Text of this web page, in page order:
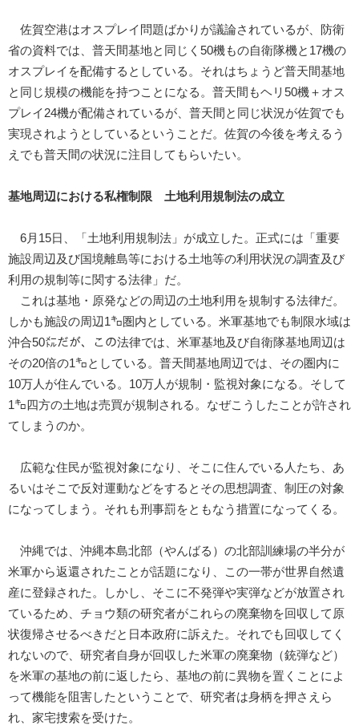
佐賀空港はオスプレイ問題ばかりが議論されているが、防衛
省の資料では、普天間基地と同じく50機もの自衛隊機と17機の
オスプレイを配備するとしている。それはちょうど普天間基地
と同じ規模の機能を持つことになる。普天間もヘリ50機＋オス
プレイ24機が配備されているが、普天間と同じ状況が佐賀でも
実現されようとしているということだ。佐賀の今後を考えるう
えでも普天間の状況に注目してもらいたい。
基地周辺における私権制限 土地利用規制法の成立
6月15日、「土地利用規制法」が成立した。正式には「重要
施設周辺及び国境離島等における土地等の利用状況の調査及び
利用の規制等に関する法律」だ。
これは基地・原発などの周辺の土地利用を規制する法律だ。
しかも施設の周辺1㌔圏内としている。米軍基地でも制限水域は
沖合50㍍だが、この法律では、米軍基地及び自衛隊基地周辺は
その20倍の1㌔としている。普天間基地周辺では、その圏内に
10万人が住んでいる。10万人が規制・監視対象になる。そして
1㌔四方の土地は売買が規制される。なぜこうしたことが許され
てしまうのか。
広範な住民が監視対象になり、そこに住んでいる人たち、あ
るいはそこで反対運動などをするとその思想調査、制圧の対象
になってしまう。それも刑事罰をともなう措置になってくる。
沖縄では、沖縄本島北部（やんばる）の北部訓練場の半分が
米軍から返還されたことが話題になり、この一帯が世界自然遺
産に登録された。しかし、そこに不発弾や実弾などが放置され
ているため、チョウ類の研究者がこれらの廃棄物を回収して原
状復帰させるべきだと日本政府に訴えた。それでも回収してく
れないので、研究者自身が回収した米軍の廃棄物（銃弾など）
を米軍の基地の前に返したら、基地の前に異物を置くことによ
って機能を阻害したということで、研究者は身柄を押さえら
れ、家宅捜索を受けた。